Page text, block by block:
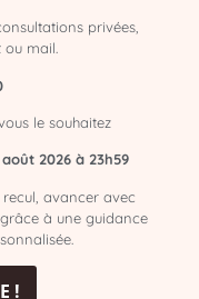
fortune sont:
semaine est:
privées,
mail.
le souhaitez
2026 à 23h59
recul, avancer avec
à une guidance
!